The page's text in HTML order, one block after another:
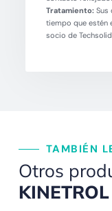
Tratamiento:Sus
tiempo que estén
socio de
TAMBIÉN
Otros
KINETROL